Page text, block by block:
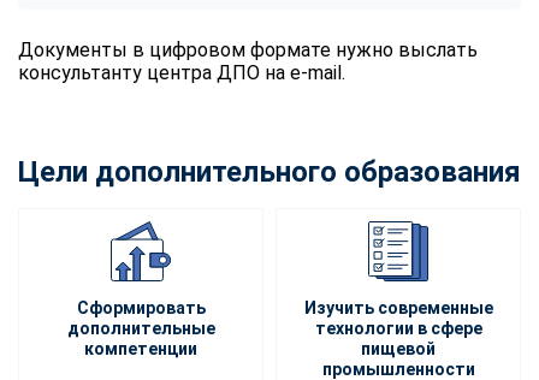
Документы в цифровом формате нужно выслать
консультанту центра ДПО на e-mail.
Цели дополнительного образования
Сформировать
дополнительные
компетенции
Изучить современные
технологии в сфере
пищевой
промышленности